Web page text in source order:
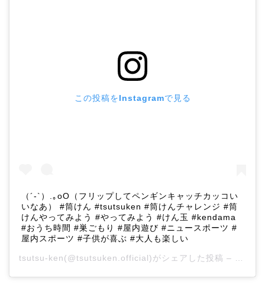
この投稿をInstagramで見る
（´-`）.｡oO（フリップしてペンギンキャッチカッコい
いなあ） #筒けん #tsutsuken #筒けんチャレンジ #筒
けんやってみよう #やってみよう #けん玉 #kendama
#おうち時間 #巣ごもり #屋内遊び #ニュースポーツ #
屋内スポーツ #子供が喜ぶ #大人も楽しい
tsutsu-ken(@tsutsuken.official)がシェアした投稿 –